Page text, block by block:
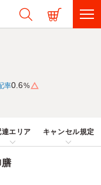
率0.6%
達エリア キャンセル規定
膳